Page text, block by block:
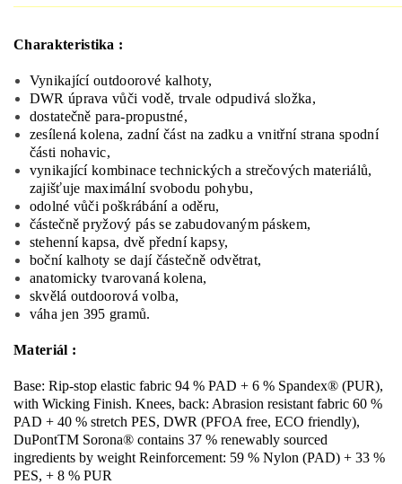
Charakteristika :
Vynikající outdoorové kalhoty,
DWR úprava vůči vodě, trvale odpudivá složka,
dostatečně para-propustné,
zesílená kolena, zadní část na zadku a vnitřní strana spodní
části nohavic,
vynikající kombinace technických a strečových materiálů,
zajišťuje maximální svobodu pohybu,
odolné vůči poškrábání a oděru,
částečně pryžový pás se zabudovaným páskem,
stehenní kapsa, dvě přední kapsy,
boční kalhoty se dají částečně odvětrat,
anatomicky tvarovaná kolena,
skvělá outdoorová volba,
váha jen 395 gramů.
Materiál :
Base: Rip-stop elastic fabric 94 % PAD + 6 % Spandex® (PUR),
with Wicking Finish. Knees, back: Abrasion resistant fabric 60 %
PAD + 40 % stretch PES, DWR (PFOA free, ECO friendly),
DuPontTM Sorona® contains 37 % renewably sourced
ingredients by weight Reinforcement: 59 % Nylon (PAD) + 33 %
PES, + 8 % PUR